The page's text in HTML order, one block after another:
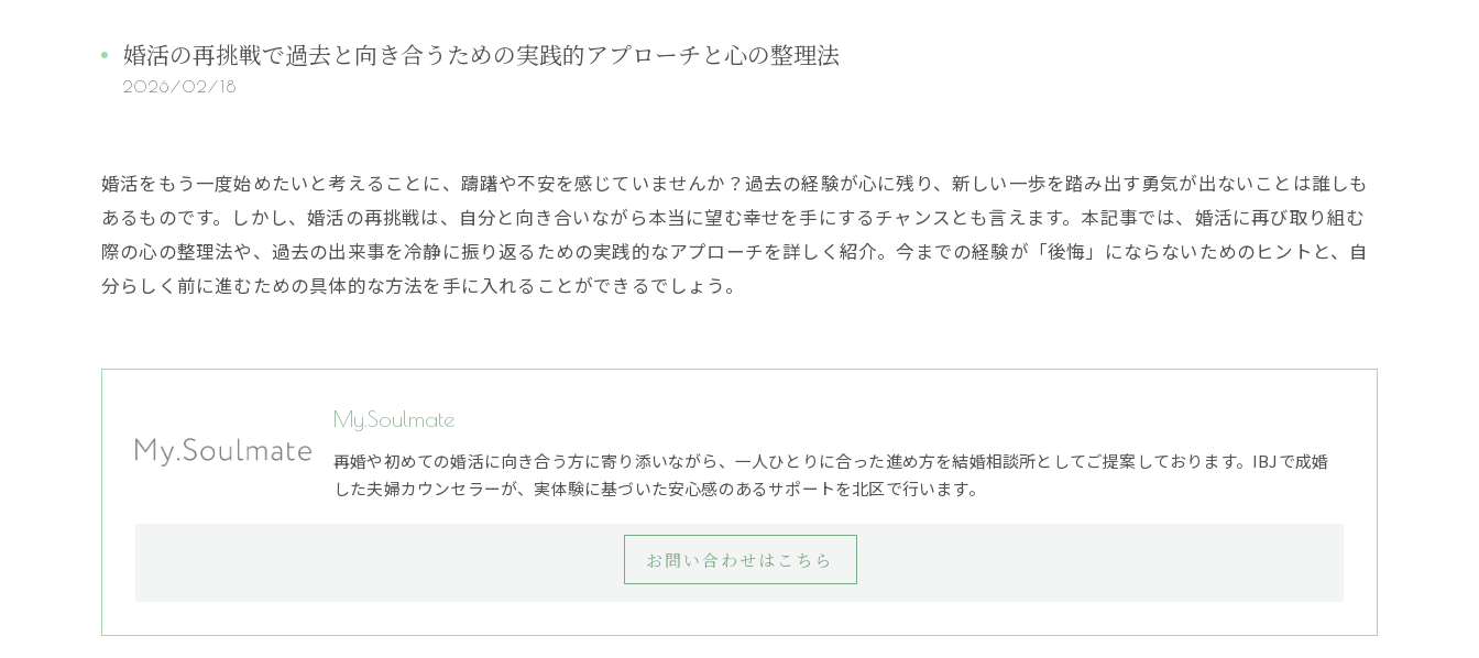
婚活の再挑戦で過去と向き合うための実践的アプローチと心の整理法
2026/02/18
婚活をもう一度始めたいと考えることに、躊躇や不安を感じていませんか？過去の経験が心に残り、新しい一歩を踏み出す勇気が出ないことは誰しも
あるものです。しかし、婚活の再挑戦は、自分と向き合いながら本当に望む幸せを手にするチャンスとも言えます。本記事では、婚活に再び取り組む
際の心の整理法や、過去の出来事を冷静に振り返るための実践的なアプローチを詳しく紹介。今までの経験が「後悔」にならないためのヒントと、自
分らしく前に進むための具体的な方法を手に入れることができるでしょう。
My.Soulmate
再婚や初めての婚活に向き合う方に寄り添いながら、一人ひとりに合った進め方を結婚相談所としてご提案しております。IBJで成婚
した夫婦カウンセラーが、実体験に基づいた安心感のあるサポートを北区で行います。
お問い合わせはこちら